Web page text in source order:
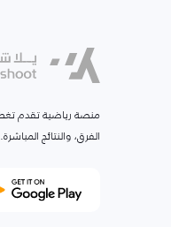
منصة رياضية تقدم
الفرق، والنتائج